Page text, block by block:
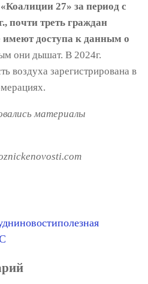
27» за период с
почти треть граждан
доступа к данным о
они дышат. В 2024г.
воздуха зарегистрирована в
материалы
новостиполезная